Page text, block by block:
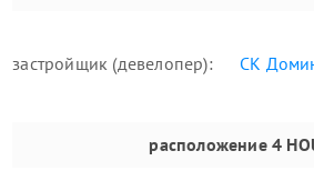
застройщик (девелопер): СК
расположение4